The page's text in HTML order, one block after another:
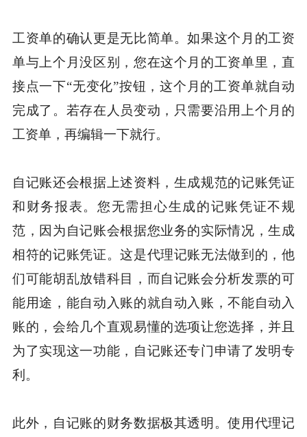
工资单的确认更是无比简单。如果这个月的工资
单与上个月没区别，您在这个月的工资单里，直
接点一下“无变化”按钮，这个月的工资单就自动
完成了。若存在人员变动，只需要沿用上个月的
工资单，再编辑一下就行。
自记账还会根据上述资料，生成规范的记账凭证
和财务报表。您无需担心生成的记账凭证不规
范，因为自记账会根据您业务的实际情况，生成
相符的记账凭证。这是代理记账无法做到的，他
们可能胡乱放错科目，而自记账会分析发票的可
能用途，能自动入账的就自动入账，不能自动入
账的，会给几个直观易懂的选项让您选择，并且
为了实现这一功能，自记账还专门申请了发明专
利。
此外，自记账的财务数据极其透明。使用代理记